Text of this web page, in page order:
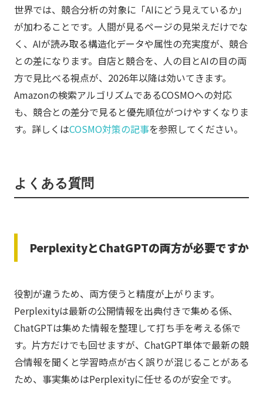
世界では、競合分析の対象に「AIにどう見えているか」
が加わることです。人間が見るページの見栄えだけでな
く、AIが読み取る構造化データや属性の充実度が、競合
との差になります。自店と競合を、人の目とAIの目の両
方で見比べる視点が、2026年以降は効いてきます。
Amazonの検索アルゴリズムであるCOSMOへの対応
も、競合との差分で見ると優先順位がつけやすくなりま
す。詳しくはCOSMO対策の記事を参照してください。
よくある質問
PerplexityとChatGPTの両方が必要ですか
役割が違うため、両方使うと精度が上がります。
Perplexityは最新の公開情報を出典付きで集める係、
ChatGPTは集めた情報を整理して打ち手を考える係で
す。片方だけでも回せますが、ChatGPT単体で最新の競
合情報を聞くと学習時点が古く誤りが混じることがある
ため、事実集めはPerplexityに任せるのが安全です。